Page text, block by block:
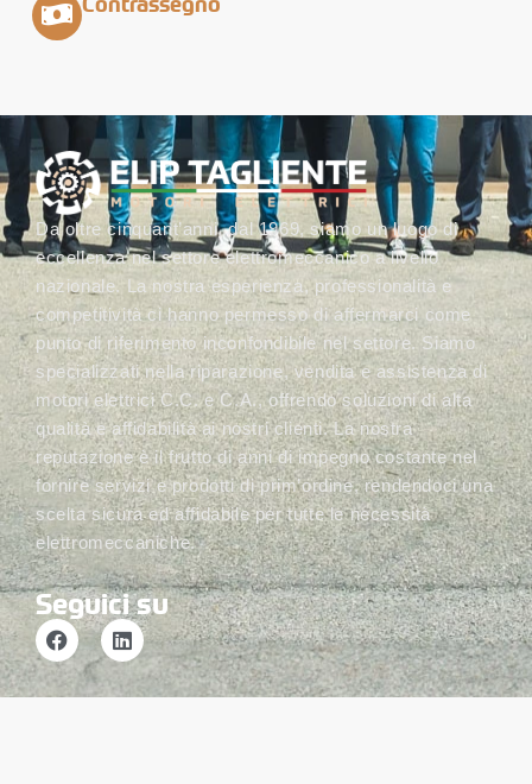
Da oltre cinquant’anni, dal 1969, siamo un luogo di
eccellenza nel settore elettromeccanico a livello
nazionale. La nostra esperienza, professionalità e
competitività ci hanno permesso di affermarci come
punto di riferimento inconfondibile nel settore. Siamo
specializzati nella riparazione, vendita e assistenza di
motori elettrici C.C. e C.A., offrendo soluzioni di alta
qualità e affidabilità ai nostri clienti. La nostra
reputazione è il frutto di anni di impegno costante nel
fornire servizi e prodotti di prim’ordine, rendendoci una
scelta sicura ed affidabile per tutte le necessità
elettromeccaniche.
Seguici su